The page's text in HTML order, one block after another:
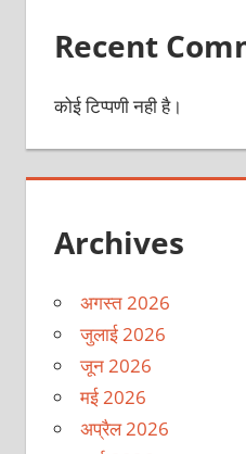
Recent
कोई टिप्पणी नही है।
Archives
अगस्त 2026
जुलाई 2026
जून 2026
मई 2026
अप्रैल 2026